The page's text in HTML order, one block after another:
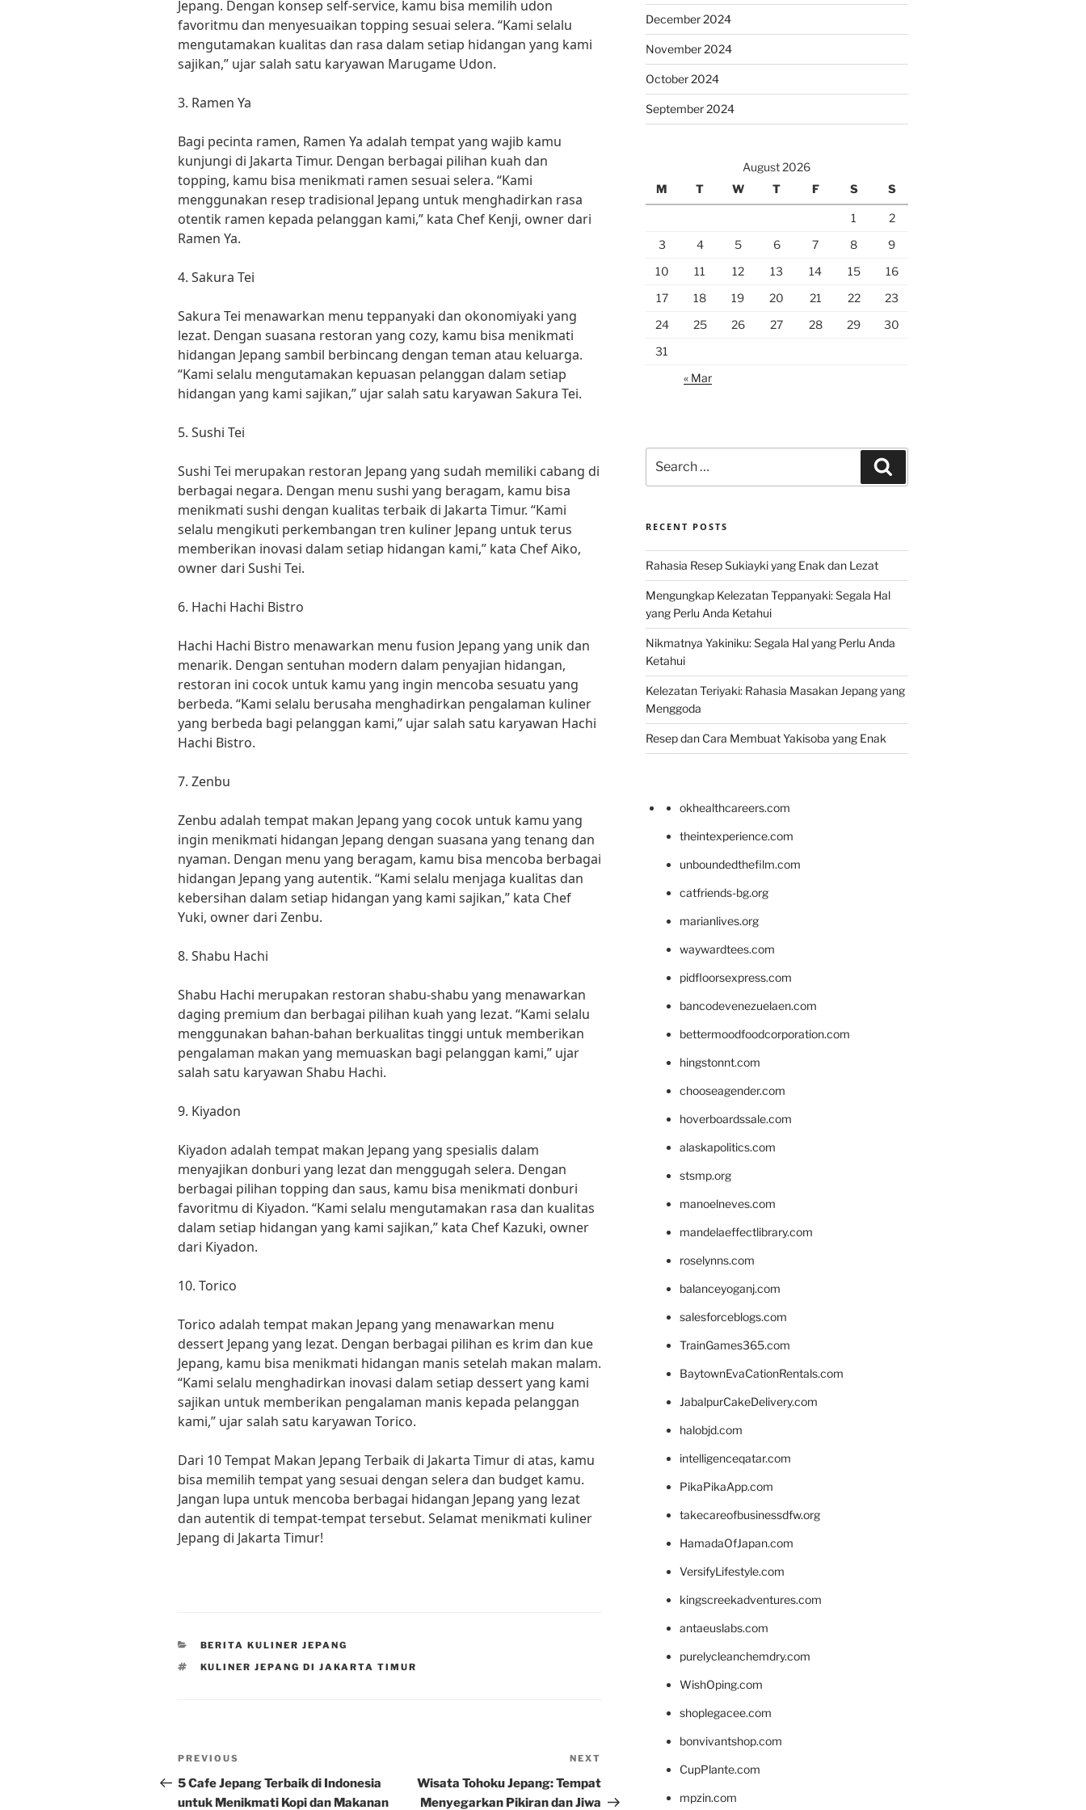
Jepang. Dengan konsep self-service, kamu bisa memilih udon
favoritmu dan menyesuaikan topping sesuai selera. “Kami selalu
mengutamakan kualitas dan rasa dalam setiap hidangan yang kami
sajikan,” ujar salah satu karyawan Marugame Udon.
3. Ramen Ya
Bagi pecinta ramen, Ramen Ya adalah tempat yang wajib kamu
kunjungi di Jakarta Timur. Dengan berbagai pilihan kuah dan
topping, kamu bisa menikmati ramen sesuai selera. “Kami
menggunakan resep tradisional Jepang untuk menghadirkan rasa
otentik ramen kepada pelanggan kami,” kata Chef Kenji, owner dari
Ramen Ya.
4. Sakura Tei
Sakura Tei menawarkan menu teppanyaki dan okonomiyaki yang
lezat. Dengan suasana restoran yang cozy, kamu bisa menikmati
hidangan Jepang sambil berbincang dengan teman atau keluarga.
“Kami selalu mengutamakan kepuasan pelanggan dalam setiap
hidangan yang kami sajikan,” ujar salah satu karyawan Sakura Tei.
5. Sushi Tei
Sushi Tei merupakan restoran Jepang yang sudah memiliki cabang di
berbagai negara. Dengan menu sushi yang beragam, kamu bisa
menikmati sushi dengan kualitas terbaik di Jakarta Timur. “Kami
selalu mengikuti perkembangan tren kuliner Jepang untuk terus
memberikan inovasi dalam setiap hidangan kami,” kata Chef Aiko,
owner dari Sushi Tei.
6. Hachi Hachi Bistro
Hachi Hachi Bistro menawarkan menu fusion Jepang yang unik dan
menarik. Dengan sentuhan modern dalam penyajian hidangan,
restoran ini cocok untuk kamu yang ingin mencoba sesuatu yang
berbeda. “Kami selalu berusaha menghadirkan pengalaman kuliner
yang berbeda bagi pelanggan kami,” ujar salah satu karyawan Hachi
Hachi Bistro.
7. Zenbu
Zenbu adalah tempat makan Jepang yang cocok untuk kamu yang
ingin menikmati hidangan Jepang dengan suasana yang tenang dan
nyaman. Dengan menu yang beragam, kamu bisa mencoba berbagai
hidangan Jepang yang autentik. “Kami selalu menjaga kualitas dan
kebersihan dalam setiap hidangan yang kami sajikan,” kata Chef
Yuki, owner dari Zenbu.
8. Shabu Hachi
Shabu Hachi merupakan restoran shabu-shabu yang menawarkan
daging premium dan berbagai pilihan kuah yang lezat. “Kami selalu
menggunakan bahan-bahan berkualitas tinggi untuk memberikan
pengalaman makan yang memuaskan bagi pelanggan kami,” ujar
salah satu karyawan Shabu Hachi.
9. Kiyadon
Kiyadon adalah tempat makan Jepang yang spesialis dalam
menyajikan donburi yang lezat dan menggugah selera. Dengan
berbagai pilihan topping dan saus, kamu bisa menikmati donburi
favoritmu di Kiyadon. “Kami selalu mengutamakan rasa dan kualitas
dalam setiap hidangan yang kami sajikan,” kata Chef Kazuki, owner
dari Kiyadon.
10. Torico
Torico adalah tempat makan Jepang yang menawarkan menu
dessert Jepang yang lezat. Dengan berbagai pilihan es krim dan kue
Jepang, kamu bisa menikmati hidangan manis setelah makan malam.
“Kami selalu menghadirkan inovasi dalam setiap dessert yang kami
sajikan untuk memberikan pengalaman manis kepada pelanggan
kami,” ujar salah satu karyawan Torico.
Dari 10 Tempat Makan Jepang Terbaik di Jakarta Timur di atas, kamu
bisa memilih tempat yang sesuai dengan selera dan budget kamu.
Jangan lupa untuk mencoba berbagai hidangan Jepang yang lezat
dan autentik di tempat-tempat tersebut. Selamat menikmati kuliner
Jepang di Jakarta Timur!
CATEGORIES
BERITA KULINER JEPANG
TAGS
KULINER JEPANG DI JAKARTA TIMUR
Post
navigation
Previous
Post
PREVIOUS
5 Cafe Jepang Terbaik di Indonesia
untuk Menikmati Kopi dan Makanan
Post
NEXT
Wisata Tohoku Jepang: Tempat
Menyegarkan Pikiran dan Jiwa
December 2024
November 2024
October 2024
September 2024
August 2026
M
T W T F S S
1
2
3
4 5 6 7 8
9
10
11 12 13 14 15
16
17
18 19 20 21 22
23
24
25 26 27 28 29
30
31
« Mar
for:
RECENT POSTS
Rahasia Resep Sukiayki yang Enak dan Lezat
Mengungkap Kelezatan Teppanyaki: Segala Hal
yang Perlu Anda Ketahui
Nikmatnya Yakiniku: Segala Hal yang Perlu Anda
Ketahui
Kelezatan Teriyaki: Rahasia Masakan Jepang yang
Menggoda
Resep dan Cara Membuat Yakisoba yang Enak
okhealthcareers.com
theintexperience.com
unboundedthefilm.com
catfriends-bg.org
marianlives.org
waywardtees.com
pidfloorsexpress.com
bancodevenezuelaen.com
bettermoodfoodcorporation.com
hingstonnt.com
chooseagender.com
hoverboardssale.com
alaskapolitics.com
stsmp.org
manoelneves.com
mandelaeffectlibrary.com
roselynns.com
balanceyoganj.com
salesforceblogs.com
TrainGames365.com
BaytownEvaCationRentals.com
JabalpurCakeDelivery.com
halobjd.com
intelligenceqatar.com
PikaPikaApp.com
takecareofbusinessdfw.org
HamadaOfJapan.com
VersifyLifestyle.com
kingscreekadventures.com
antaeuslabs.com
purelycleanchemdry.com
WishOping.com
shoplegacee.com
bonvivantshop.com
CupPlante.com
mpzin.com